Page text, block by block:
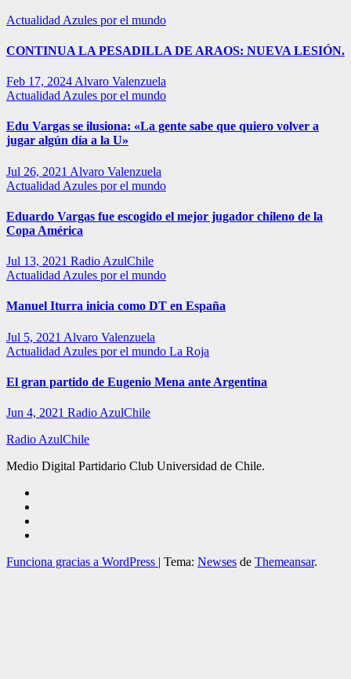
Actualidad Azules por el mundo
CONTINUA LA PESADILLA DE ARAOS: NUEVA LESIÓN.
Feb 17, 2024 Alvaro Valenzuela
Actualidad Azules por el mundo
Edu Vargas se ilusiona: «La gente sabe que quiero volver a
jugar algún día a la U»
Jul 26, 2021 Alvaro Valenzuela
Actualidad Azules por el mundo
Eduardo Vargas fue escogido el mejor jugador chileno de la
Copa América
Jul 13, 2021 Radio AzulChile
Actualidad Azules por el mundo
Manuel Iturra inicia como DT en España
Jul 5, 2021 Alvaro Valenzuela
Actualidad Azules por el mundo La Roja
El gran partido de Eugenio Mena ante Argentina
Jun 4, 2021 Radio AzulChile
Radio AzulChile
Medio Digital Partidario Club Universidad de Chile.
Funciona gracias a WordPress | Tema: Newses de Themeansar.